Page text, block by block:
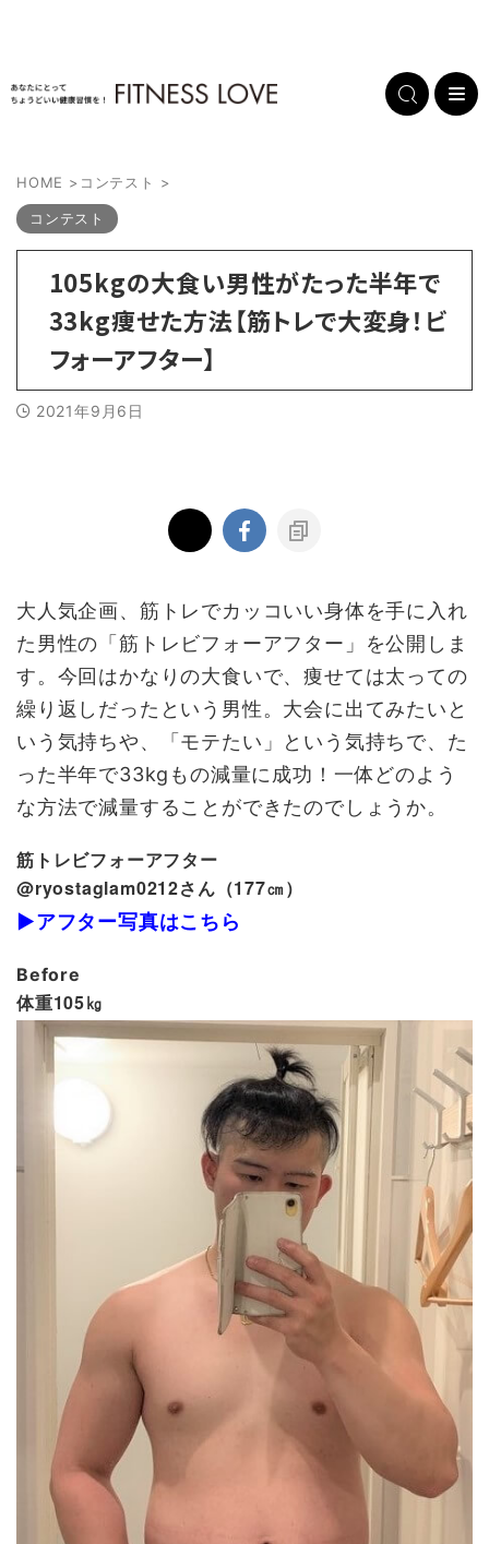
HOME > コンテスト >
コンテスト
105kgの大食い男性がたった半年で
33kg痩せた方法【筋トレで大変身！ビ
フォーアフター】
2021年9月6日
大人気企画、筋トレでカッコいい身体を手に入れ
た男性の「筋トレビフォーアフター」を公開しま
す。今回はかなりの大食いで、痩せては太っての
繰り返しだったという男性。大会に出てみたいと
いう気持ちや、「モテたい」という気持ちで、た
った半年で33kgもの減量に成功！一体どのよう
な方法で減量することができたのでしょうか。
筋トレビフォーアフター
@ryostaglam0212さん（177㎝）
▶アフター写真はこちら
Before
体重105㎏